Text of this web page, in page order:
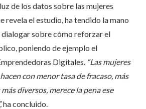
de los datos sobre las mujeres
revela el estudio, ha tendido la mano
dialogar sobre cómo reforzar el
poniendo de ejemplo el
Digitales. “Las mujeres
con menor tasa de fracaso, más
diversos, merece la pena ese
ha concluido.